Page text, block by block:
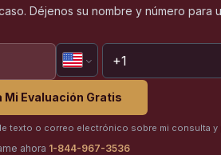
Déjenos su nombre y número para
Mi Evaluación Gratis
texto o correo electrónico sobre mi consulta
ahora 1-844-967-3536